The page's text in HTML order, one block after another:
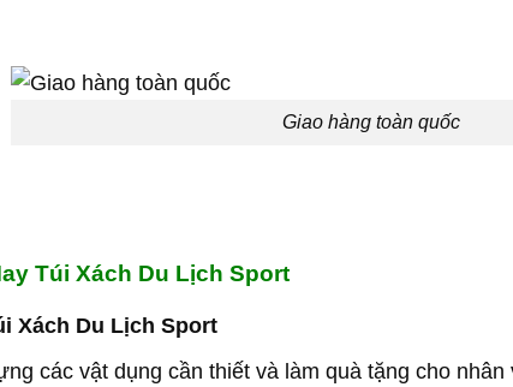
Giao hàng toàn quốc
Túi Xách Du Lịch Sport
Xách Du Lịch Sport
các vật dụng cần thiết và làm quà tặng cho